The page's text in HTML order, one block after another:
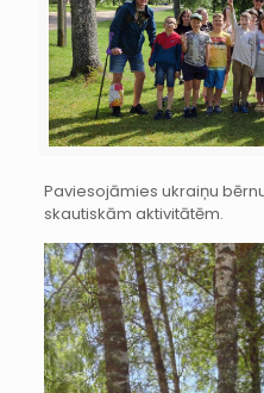
Paviesojāmies ukraiņu
skautiskām aktivitātēm.